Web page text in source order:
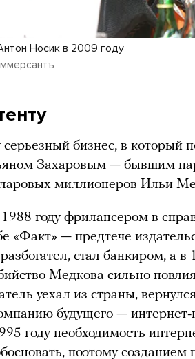
Носик в 2009 году
бизнес, в который
Захаровым — бывшим
миллионеров Ильи
году фрилансером в
«Факт» — предтече
стал банкиром, а
Медкова сильно
уехал из страны,
будущего — интернет-
году необходимость
поэтому созданием